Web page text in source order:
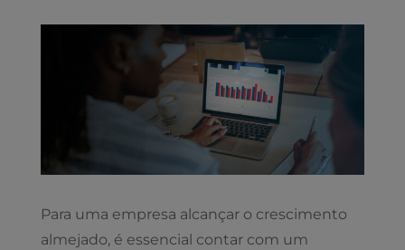
Para uma empresa alcançar o crescimento
almejado, é essencial contar com um